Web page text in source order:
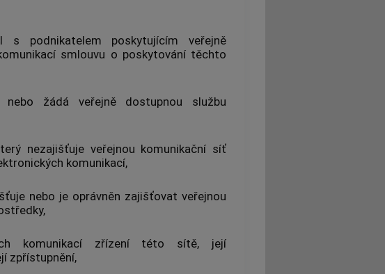
s podnikatelem poskytujícím veřejně
smlouvu o poskytování těchto
nebo žádá veřejně dostupnou službu
nezajišťuje veřejnou komunikační síť
komunikací,
nebo je oprávněn zajišťovat veřejnou
,
komunikací zřízení této sítě, její
zpřístupnění,